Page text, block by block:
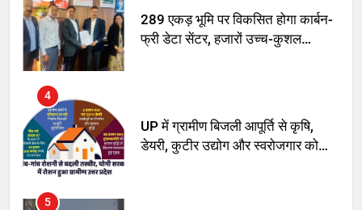
289 एकड़ भूमि पर विकसित होगा कार्बन-
फ्री डेटा सेंटर, हजारों उच्च-कुशल
4
UP में ग्रामीण बिजली आपूर्ति से कृषि,
डेयरी, कुटीर उद्योग और स्वरोजगार को
5